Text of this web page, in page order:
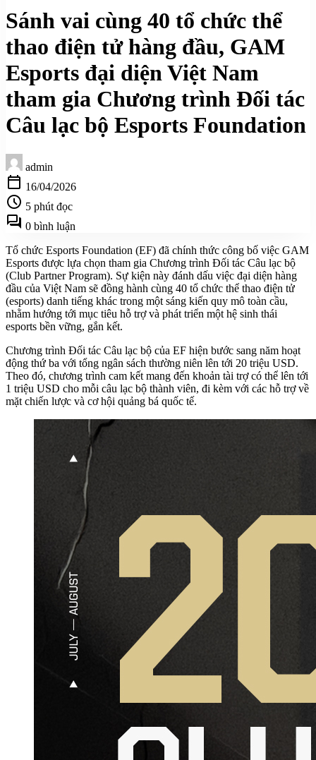
Sánh vai cùng 40 tổ chức thể
thao điện tử hàng đầu, GAM
Esports đại diện Việt Nam
tham gia Chương trình Đối tác
Câu lạc bộ Esports Foundation
admin
calendar_today 16/04/2026
schedule 5 phút đọc
forum 0 bình luận
Tổ chức Esports Foundation (EF) đã chính thức công bố việc GAM
Esports được lựa chọn tham gia Chương trình Đối tác Câu lạc bộ
(Club Partner Program). Sự kiện này đánh dấu việc đại diện hàng
đầu của Việt Nam sẽ đồng hành cùng 40 tổ chức thể thao điện tử
(esports) danh tiếng khác trong một sáng kiến quy mô toàn cầu,
nhằm hướng tới mục tiêu hỗ trợ và phát triển một hệ sinh thái
esports bền vững, gắn kết.
Chương trình Đối tác Câu lạc bộ của EF hiện bước sang năm hoạt
động thứ ba với tổng ngân sách thường niên lên tới 20 triệu USD.
Theo đó, chương trình cam kết mang đến khoản tài trợ có thể lên tới
1 triệu USD cho mỗi câu lạc bộ thành viên, đi kèm với các hỗ trợ về
mặt chiến lược và cơ hội quảng bá quốc tế.